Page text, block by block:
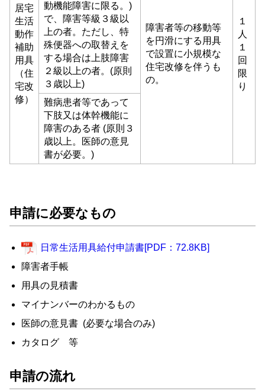
居宅
生活
動作
補助
用具
（住
宅改
修）
動機能障害に限る。)
で、障害等級３級以
上の者。ただし、特
殊便器への取替えを
する場合は上肢障害
２級以上の者。(原則
３歳以上)
障害者等の移動等
を円滑にする用具
で設置に小規模な
住宅改修を伴うも
の。
１
人
１
回
限
り
難病患者等であって
下肢又は体幹機能に
障害のある者 (原則３
歳以上。医師の意見
書が必要。)
申請に必要なもの
日常生活用具給付申請書[PDF：72.8KB]
障害者手帳
用具の見積書
マイナンバーのわかるもの
医師の意見書 (必要な場合のみ)
カタログ 等
申請の流れ